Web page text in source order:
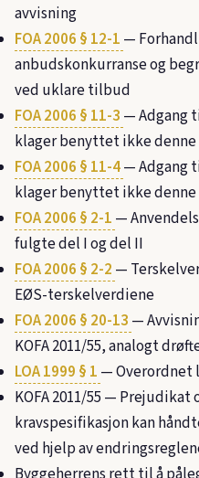
avvisning
FOA 2006 § 12-1 —
anbudskonkurranse og
ved uklare tilbud
FOA 2006 § 11-3 — Adgang
klager benyttet ikke
FOA 2006 § 11-4— Adgang
klager benyttet ikke
FOA 2006 § 2-1 —
fulgte del I og del II
FOA 2006 § 2-2 —
EØS-terskelverdiene
FOA 2006 § 20-13 —
KOFA 2011/55, analogt
LOA 1999 § 1 — Overordnet
KOFA 2011/55 — Prejudikat
kravspesifikasjon kan
ved hjelp av